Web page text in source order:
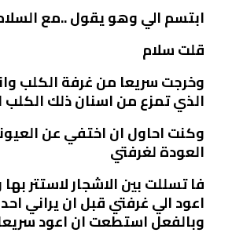
ابتسم الي وهو يقول ..مع
قلت سلام
وخرجت سريعا من غرفة الكلب
الذي تمزع من اسنان ذلك
وكنت احاول ان اختفي عن
العودة لغرفتي
فا تسللت بين الاشجار لاستتر
اعود الي غرفتي قبل ان يراني
وبالفعل استطعت ان اعود